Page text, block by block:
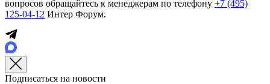
вопросов обращайтесь к менеджерам по телефону +7 (495)
125-04-12 Интер Форум.
Подписаться на новости